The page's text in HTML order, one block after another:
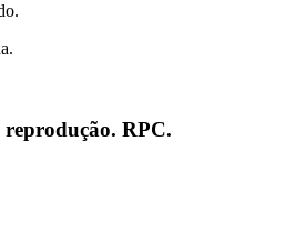
reprodução. RPC.